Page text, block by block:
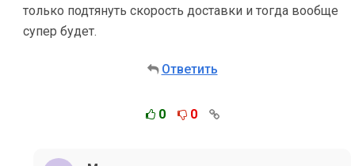
только подтянуть скорость доставки и тогда вообще
супер будет.
Ответить
0 0